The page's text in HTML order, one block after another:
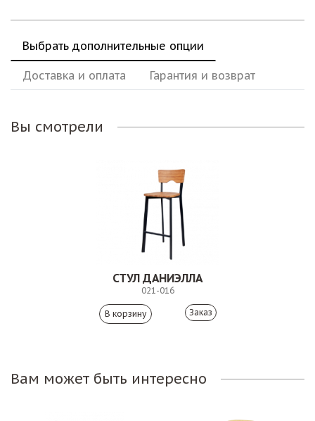
Выбрать дополнительные опции
Доставка и оплата Гарантия и возврат
Вы смотрели
СТУЛ ДАНИЭЛЛА
021-016
Заказ
Вам может быть интересно